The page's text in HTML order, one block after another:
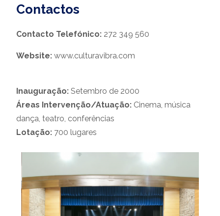
Contactos
Contacto Telefónico: 272 349 560
Website: www.culturavibra.com
Inauguração: Setembro de 2000
Áreas Intervenção/Atuação: Cinema, música
dança, teatro, conferências
Lotação: 700 lugares